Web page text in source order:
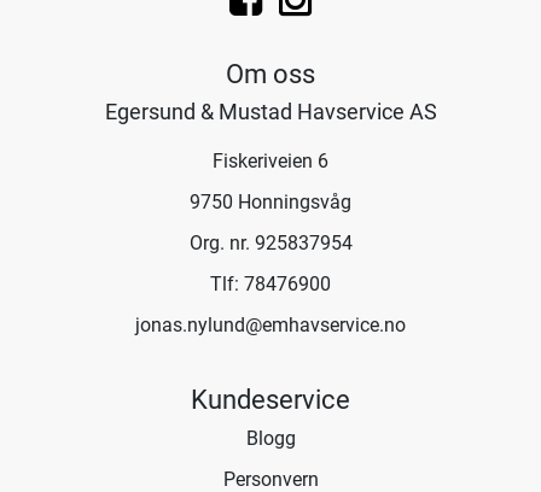
Om oss
Egersund & Mustad Havservice AS
Fiskeriveien 6
9750 Honningsvåg
Org. nr. 925837954
Tlf: 78476900
jonas.nylund@emhavservice.no
Kundeservice
Blogg
Personvern